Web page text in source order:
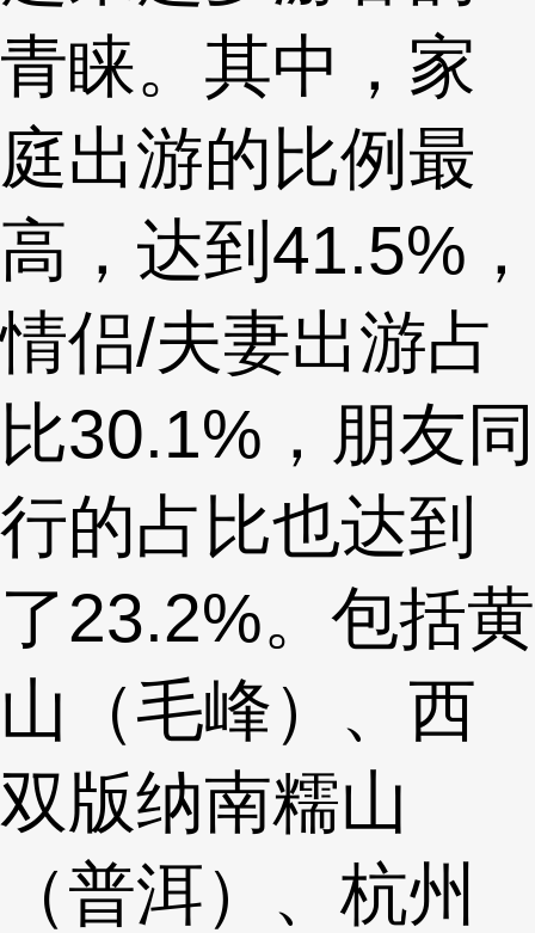
青睐。其中，家
庭出游的比例最
高，达到41.5%，
情侣/夫妻出游占
比30.1%，朋友同
行的占比也达到
了23.2%。包括黄
山（毛峰）、西
双版纳南糯山
（普洱）、杭州